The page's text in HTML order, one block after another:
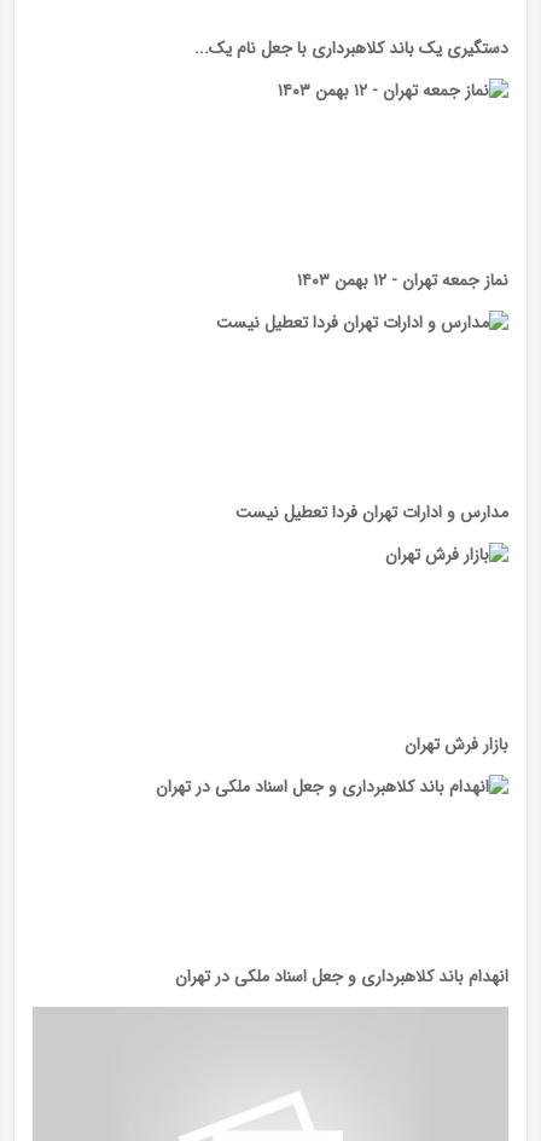
دستگیری یک باند کلاهبرداری با جعل نام یک...
نماز جمعه تهران - ۱۲ بهمن ۱۴۰۳
مدارس و ادارات تهران فردا تعطیل نیست
بازار فرش تهران
انهدام باند کلاهبرداری و جعل اسناد ملکی در تهران